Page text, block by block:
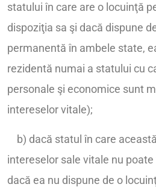
statului în care are o locuinţă
dispoziţia sa şi dacă dispune
permanentă în ambele state,
rezidentă numai a statului cu
personale şi economice sunt
intereselor vitale);
b) dacă statul în care
intereselor sale vitale nu
dacă ea nu dispune de o